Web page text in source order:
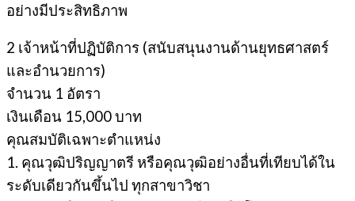
อย่างมีประสิทธิภาพ
2 เจ้าหน้าที่ปฏิบัติการ (สนับสนุนงานด้านยุทธศาสตร์
และอํานวยการ)
จํานวน 1 อัตรา
เงินเดือน 15,000 บาท
คุณสมบัติเฉพาะตำแหน่ง
1. คุณวุฒิปริญญาตรี หรือคุณวุฒิอย่างอื่นที่เทียบได้ใน
ระดับเดียวกันขึ้นไป ทุกสาขาวิชา